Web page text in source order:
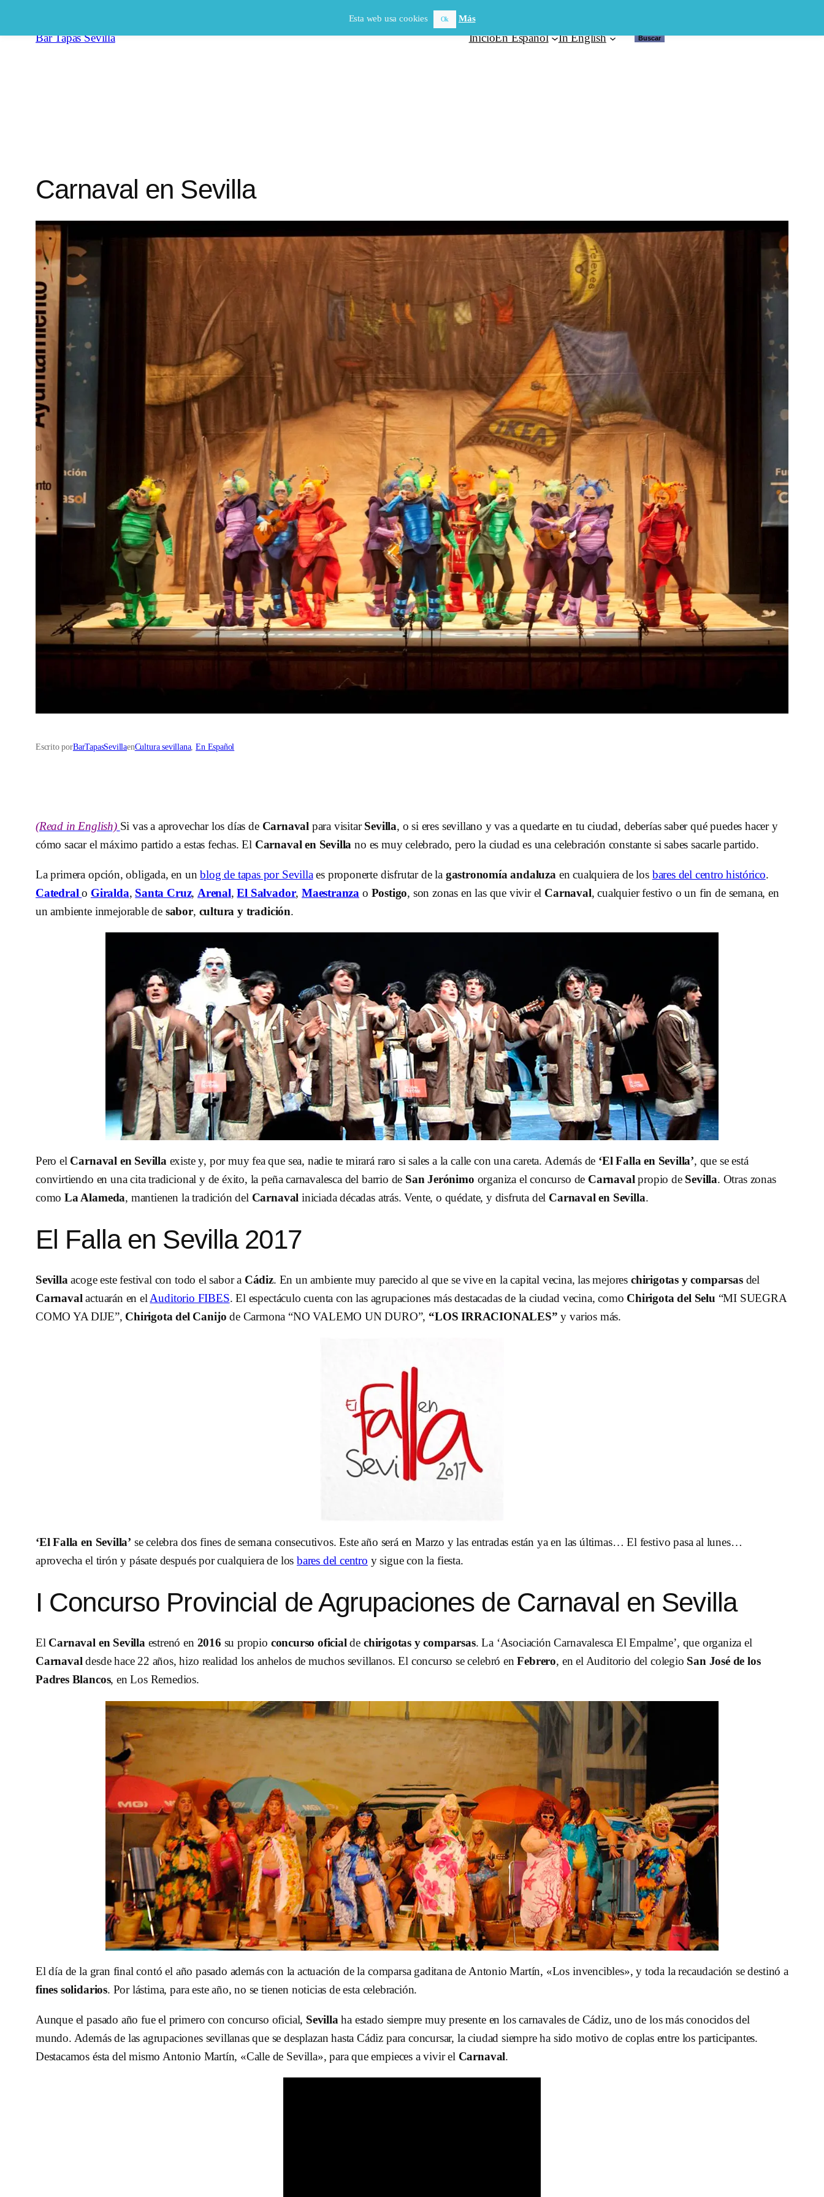
Bar Tapas Sevilla InicioEn Español In English Buscar
Buscar
Carnaval en Sevilla
Escrito porBarTapasSevillaenCultura sevillana, En Español
(Read in English) Si vas a aprovechar los días de Carnaval para visitarSevilla, o si eres sevillano y vas a quedarte en tu ciudad, deberías saber qué puedes hacer y
cómo sacar el máximo partido a estas fechas. El Carnaval en Sevilla no es muy celebrado, pero la ciudad es una celebración constante si sabes sacarle partido.
La primera opción, obligada, en unblog de tapas por Sevillaes proponerte disfrutar de la gastronomía andaluza en cualquiera de los bares del centro histórico.
Catedral o Giralda, Santa Cruz, Arenal,El Salvador, Maestranza o Postigo, son zonas en las que vivir el Carnaval, cualquier festivo o un fin de semana, en
un ambiente inmejorable de sabor, cultura y tradición.
Pero el Carnaval en Sevilla existe y, por muy fea que sea, nadie te mirará raro si sales a la calle con una careta. Además de ‘El Falla en Sevilla’, que se está
convirtiendo en una cita tradicional y de éxito, la peña carnavalesca del barrio de San Jerónimo organiza el concurso de Carnaval propio de Sevilla. Otras zonas
comoLa Alameda, mantienen la tradición del Carnaval iniciada décadas atrás. Vente, o quédate, y disfruta del Carnaval en Sevilla.
El Falla en Sevilla 2017
Sevillaacoge este festival con todo el sabor a Cádiz. En un ambiente muy parecido al que se vive en la capital vecina, las mejores chirigotas y comparsasdel
Carnavalactuarán en elAuditorio FIBES. El espectáculo cuenta con las agrupaciones más destacadas de la ciudad vecina, como Chirigota del Selu “MI SUEGRA
COMO YA DIJE”, Chirigota del Canijode Carmona “NO VALEMO UN DURO”, “LOS IRRACIONALES”y varios más.
‘El Falla en Sevilla’ se celebra dos fines de semana consecutivos. Este año será en Marzo y las entradas están ya en las últimas… El festivo pasa al lunes…
aprovecha el tirón y pásate después por cualquiera de los bares del centro y sigue con la fiesta.
I Concurso Provincial de Agrupaciones de Carnaval en Sevilla
ElCarnaval en Sevillaestrenó en 2016 su propio concurso oficialde chirigotas y comparsas. La ‘Asociación Carnavalesca El Empalme’, que organiza el
Carnavaldesde hace 22 años, hizo realidad los anhelos de muchos sevillanos. El concurso se celebró en Febrero, en el Auditorio del colegio San José de los
Padres Blancos, en Los Remedios.
El día de la gran final contó el año pasado además con la actuación de la comparsa gaditana de Antonio Martín, «Los invencibles», y toda la recaudación se destinó a
fines solidarios. Por lástima, para este año, no se tienen noticias de esta celebración.
Aunque el pasado año fue el primero con concurso oficial, Sevilla ha estado siempre muy presente en los carnavales de Cádiz, uno de los más conocidos del
mundo. Además de las agrupaciones sevillanas que se desplazan hasta Cádiz para concursar, la ciudad siempre ha sido motivo de coplas entre los participantes.
Destacamos ésta del mismo Antonio Martín, «Calle de Sevilla», para que empieces a vivir el Carnaval.
Esta web usa cookies Ok Más